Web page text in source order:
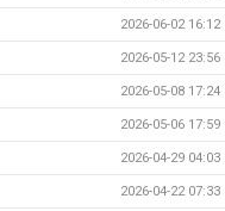
2026-06-02 16:12
2026-05-12 23:56
2026-05-08 17:24
2026-05-06 17:59
2026-04-29 04:03
2026-04-22 07:33